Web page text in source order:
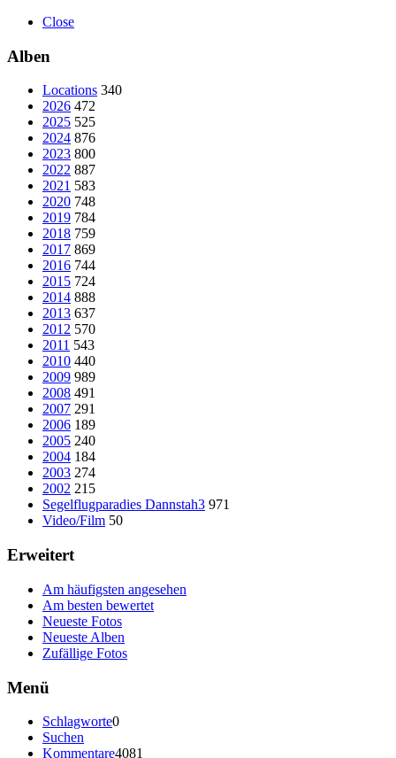
Close
Alben
Locations 340
2026 472
2025 525
2024 876
2023 800
2022 887
2021 583
2020 748
2019 784
2018 759
2017 869
2016 744
2015 724
2014 888
2013 637
2012 570
2011 543
2010 440
2009 989
2008 491
2007 291
2006 189
2005 240
2004 184
2003 274
2002 215
Segelflugparadies Dannstah3 971
Video/Film 50
Erweitert
Am häufigsten angesehen
Am besten bewertet
Neueste Fotos
Neueste Alben
Zufällige Fotos
Menü
Schlagworte0
Suchen
Kommentare4081